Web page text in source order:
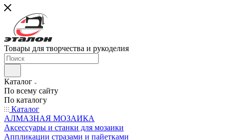
Товары для творчества и рукоделия
Каталог
По всему сайту
По каталогу
Каталог
АЛМАЗНАЯ МОЗАИКА
Аксессуары и станки для мозаики
Аппликации стразами и пайетками